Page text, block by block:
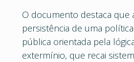
O documento destaca que
persistência de uma
pública orientada pela
extermínio, que recai